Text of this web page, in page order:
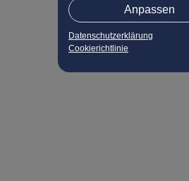
Anpassen
Datenschutzerklärung
Cookierichtlinie